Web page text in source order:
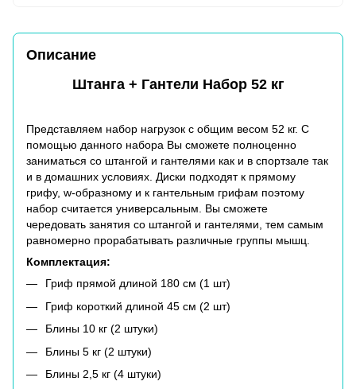
Описание
Штанга + Гантели Набор 52 кг
Представляем набор нагрузок с общим весом 52 кг. С
помощью данного набора Вы сможете полноценно
заниматься со штангой и гантелями как и в спортзале так
и в домашних условиях. Диски подходят к прямому
грифу, w-образному и к гантельным грифам поэтому
набор считается универсальным. Вы сможете
чередовать занятия со штангой и гантелями, тем самым
равномерно прорабатывать различные группы мышц.
Комплектация:
Гриф прямой длиной 180 см (1 шт)
Гриф короткий длиной 45 см (2 шт)
Блины 10 кг (2 штуки)
Блины 5 кг (2 штуки)
Блины 2,5 кг (4 штуки)